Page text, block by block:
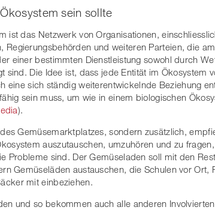
sein sollte
ist das Netzwerk von Organisationen,
Regierungsbehörden und weiteren Parteien, die
einer bestimmten Dienstleistung sowohl durch
sind. Die Idee ist, dass jede Entität im Ökosystem
eine sich ständig weiterentwickelnde Beziehung
sein muss, um wie in einem biologischen
).
Gemüsemarktplatzes, sondern zusätzlich,
auszutauschen, umzuhören und zu
Probleme sind. Der Gemüseladen soll mit den
Gemüseläden austauschen, die Schulen vor Ort,
mit einbeziehen.
und so bekommen auch alle anderen